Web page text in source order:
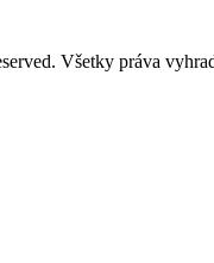
Všetky práva